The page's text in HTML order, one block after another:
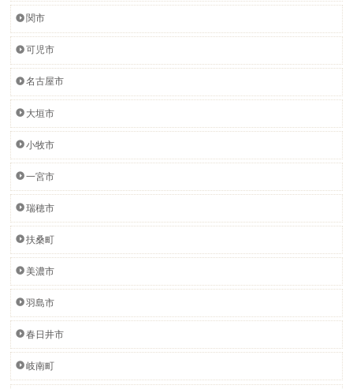
関市
可児市
名古屋市
大垣市
小牧市
一宮市
瑞穂市
扶桑町
美濃市
羽島市
春日井市
岐南町